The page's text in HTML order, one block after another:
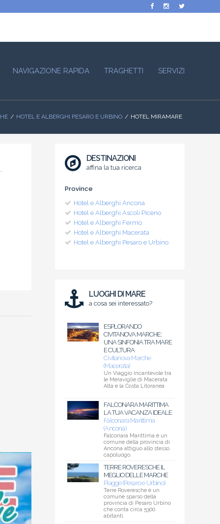
NAVIGAZIONE RAPIDA TRAGHETTI SERVIZI
HOTEL E ALBERGHI PESARO E URBINO HOTEL MIRAMARE
DESTINAZIONI
affina la tua ricerca
Province
Hotel e Alberghi Ancona
Hotel e Alberghi Ascoli Piceno
Hotel e Alberghi Fermo
Hotel e Alberghi Macerata
Hotel e Alberghi Pesaro e Urbino
LUOGHI DI MARE
a cosa sei interessato?
ESPLORANDO
CIVITANOVA MARCHE:
UNA SINFONIA TRA MARE
E CULTURA
Civitanova Marche
(Macerata)
Un Viaggio Incantevole tra
le Meraviglie di Macerata
Alta e la Costa Litoranea
FALCONARA MARITTIMA
LA TUA VACANZA IDEALE
Falconara Marittima
(Ancona)
Falconara Marittima è un
comune della provincia di
Ancona attiguo allo stesso
capoluogo.
TERRE ROVERESCHE IL
MEGLIO DELLE MARCHE
Piagge (Pesaro e Urbino)
Terre Roveresche è un
comune sparso della
provincia di Pesaro Urbino
che conta circa 5300
abitanti.